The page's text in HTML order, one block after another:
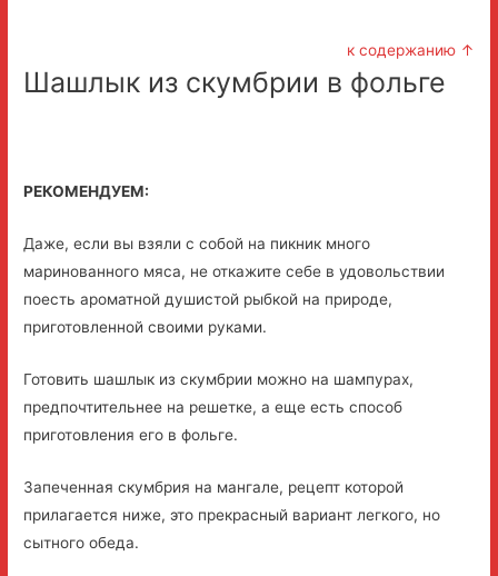
к содержанию ↑
Шашлык из скумбрии в фольге
РЕКОМЕНДУЕМ:
Даже, если вы взяли с собой на пикник много
маринованного мяса, не откажите себе в удовольствии
поесть ароматной душистой рыбкой на природе,
приготовленной своими руками.
Готовить шашлык из скумбрии можно на шампурах,
предпочтительнее на решетке, а еще есть способ
приготовления его в фольге.
Запеченная скумбрия на мангале, рецепт которой
прилагается ниже, это прекрасный вариант легкого, но
сытного обеда.